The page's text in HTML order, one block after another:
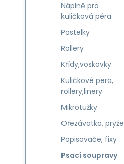
Náplně pro
kuličková péra
Pastelky
Rollery
Křídy,voskovky
Kuličkové pera,
rollery,linery
Mikrotužky
Ořezávatka, pryže
Popisovače, fixy
Psací soupravy